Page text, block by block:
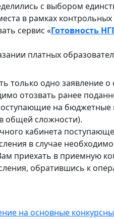
с выбором
в рамках
сервис «Готовность
платных
одно заявление о
отозвать ранее
на
общей сложности).
кабинета
в случае
приехать в приемную
обратившись к
на основные